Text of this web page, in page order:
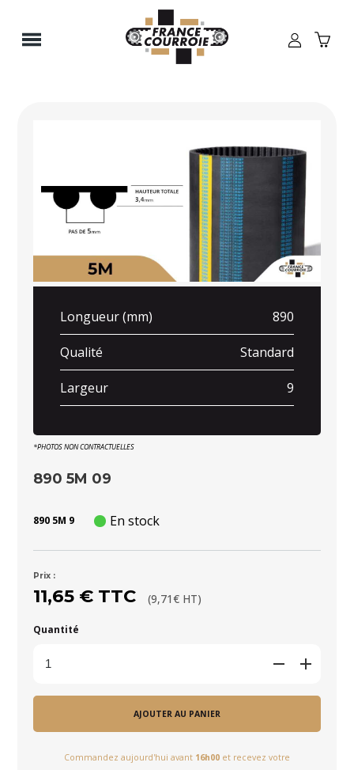
Longueur (mm) 890
Qualité Standard
Largeur 9
*PHOTOS NON CONTRACTUELLES
890 5M 09
890 5M 9 En stock
Prix :
11,65 € TTC (9,71€ HT)
Quantité
AJOUTER AU PANIER
Commandez aujourd'hui avant 16h00 et recevez votre
Panneau de gestion des cookies